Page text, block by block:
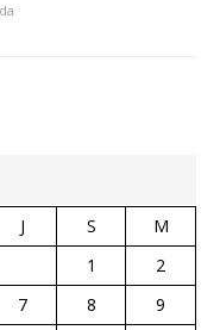
J S
M
1
2
7 8
9